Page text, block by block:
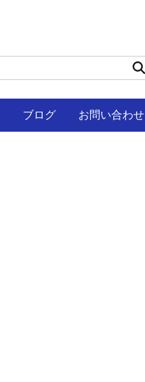
ブログ お問い合わせ